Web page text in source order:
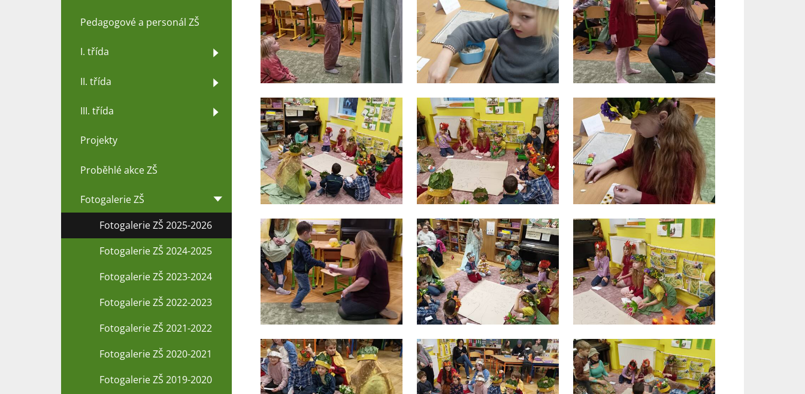
Pedagogové a personál ZŠ
I. třída
II. třída
III. třída
Projekty
Proběhlé akce ZŠ
Fotogalerie ZŠ
Fotogalerie ZŠ 2025-2026
Fotogalerie ZŠ 2024-2025
Fotogalerie ZŠ 2023-2024
Fotogalerie ZŠ 2022-2023
Fotogalerie ZŠ 2021-2022
Fotogalerie ZŠ 2020-2021
Fotogalerie ZŠ 2019-2020